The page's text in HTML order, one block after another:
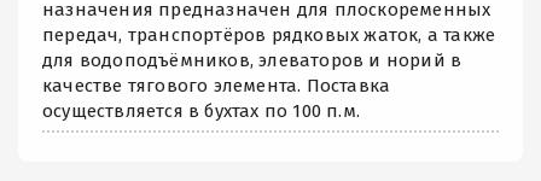
назначения предназначен для плоскоременных
передач, транспортёров рядковых жаток, а также
для водоподъёмников, элеваторов и норий в
качестве тягового элемента. Поставка
осуществляется в бухтах по 100 п.м.